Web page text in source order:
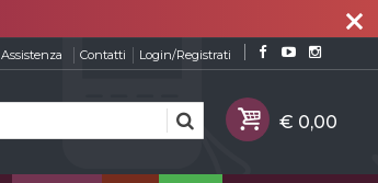
close
Assistenza Contatti Login/Registrati